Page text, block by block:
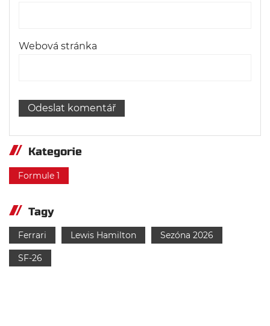
Webová stránka
Kategorie
Formule 1
Tagy
Ferrari Lewis Hamilton Sezóna 2026
SF-26